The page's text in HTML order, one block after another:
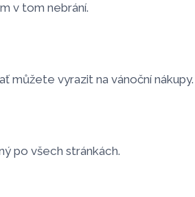
v tom nebrání.
můžete vyrazit na vánoční nákupy.
po všech stránkách.